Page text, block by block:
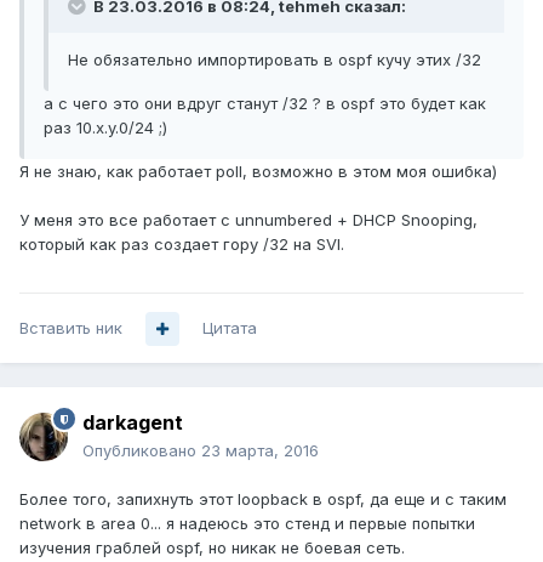
В 23.03.2016 в 08:24, tehmeh сказал:
Не обязательно импортировать в ospf кучу этих /32
а с чего это они вдруг станут /32 ? в ospf это будет как
раз 10.x.y.0/24 ;)
Я не знаю, как работает poll, возможно в этом моя ошибка)
У меня это все работает с unnumbered + DHCP Snooping,
который как раз создает гору /32 на SVI.
Вставить ник Цитата
darkagent
Опубликовано 23 марта, 2016
Более того, запихнуть этот loopback в ospf, да еще и с таким
network в area 0... я надеюсь это стенд и первые попытки
изучения граблей ospf, но никак не боевая сеть.